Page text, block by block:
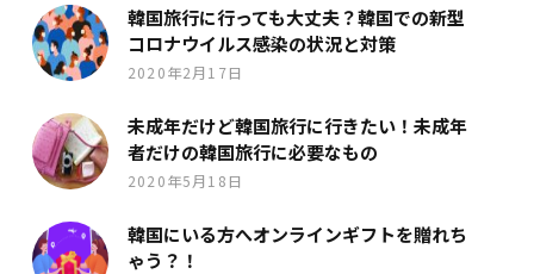
韓国旅行に行っても大丈夫？韓国での新型
コロナウイルス感染の状況と対策
2020年2月17日
未成年だけど韓国旅行に行きたい！未成年
者だけの韓国旅行に必要なもの
2020年5月18日
韓国にいる方へオンラインギフトを贈れち
ゃう？！